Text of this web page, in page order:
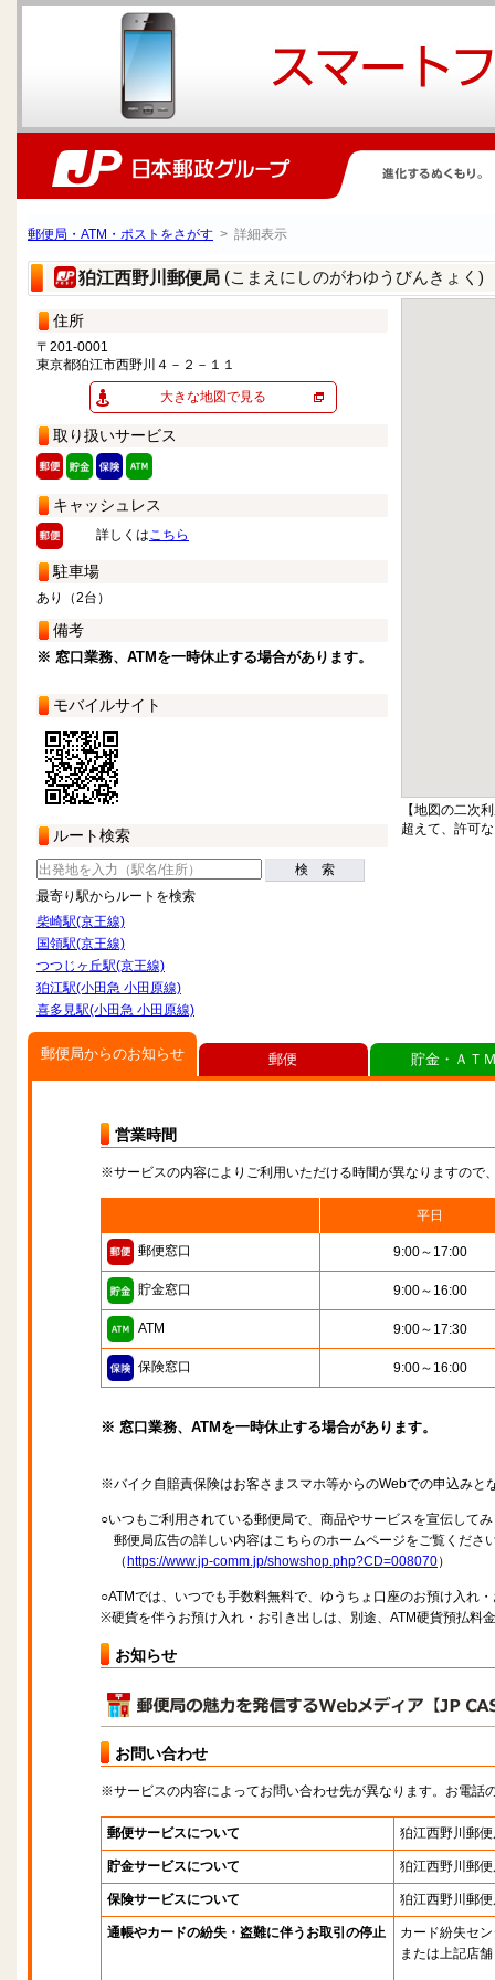
郵便局・ATM・ポストをさがす > 詳細表示
狛江西野川郵便局 (こまえにしのがわゆうびんきょく)
住所
〒201-0001
東京都狛江市西野川４－２－１１
大きな地図で見る
取り扱いサービス
キャッシュレス
詳しくはこちら
駐車場
あり（2台）
備考
※ 窓口業務、ATMを一時休止する場合があります。
モバイルサイト
ルート検索
検 索
最寄り駅からルートを検索
柴崎駅(京王線)
国領駅(京王線)
つつじヶ丘駅(京王線)
狛江駅(小田急 小田原線)
喜多見駅(小田急 小田原線)
【地図の二次
超えて、許可
郵便局からのお知らせ
営業時間
※サービスの内容によりご利用いただける時間が異なりますので
平日
郵便窓口 9:00～17:00
貯金窓口 9:00～16:00
ATM 9:00～17:30
保険窓口 9:00～16:00
※ 窓口業務、ATMを一時休止する場合があります。
※バイク自賠責保険はお客さまスマホ等からのWebでの申込みと
○いつもご利用されている郵便局で、商品やサービスを宣伝して
郵便局広告の詳しい内容はこちらのホームページをご覧くださ
（ https://www.jp-comm.jp/showshop.php?CD=008070）
○ATMでは、いつでも手数料無料で、ゆうちょ口座のお預け入れ
※硬貨を伴うお預け入れ・お引き出しは、別途、ATM硬貨預払料
お知らせ
お問い合わせ
※サービスの内容によってお問い合わせ先が異なります。お電話
郵便サービスについて 狛江西野川郵
貯金サービスについて 狛江西野川郵
保険サービスについて 狛江西野川郵
通帳やカードの紛失・盗難に伴うお取引の停止
カード紛失セ
または上記店舗
郵便 貯金・ＡＴ